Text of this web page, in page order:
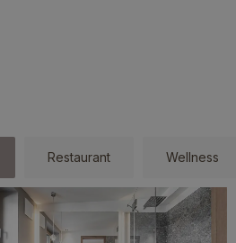
Restaurant Wellness